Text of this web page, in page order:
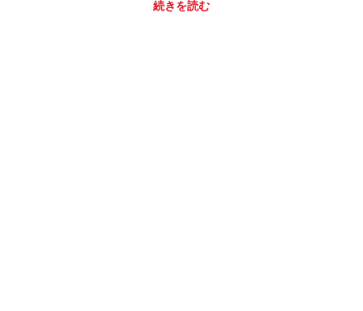
続きを読む